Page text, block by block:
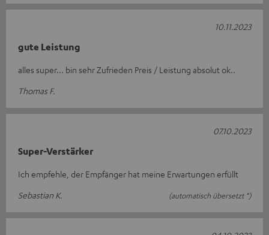
gute Leistung
alles super... bin sehr Zufrieden Preis / Leistung absolut ok..
Thomas F.
10.11.2023
Super-Verstärker
Ich empfehle, der Empfänger hat meine Erwartungen erfüllt
Sebastian K.
(automatisch übersetzt *)
07.10.2023